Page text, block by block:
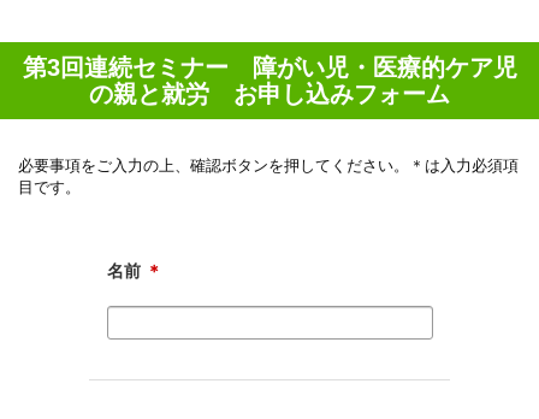
第3回連続セミナー 障がい児・医療的ケア児
の親と就労 お申し込みフォーム
必要事項をご入力の上、確認ボタンを押してください。＊は入力必須項
目です。
名前 ＊